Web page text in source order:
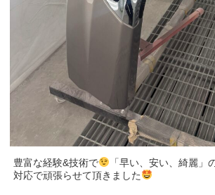
豊富な経験&技術で
「早い、安い、綺麗」
対応で頑張らせて頂きました